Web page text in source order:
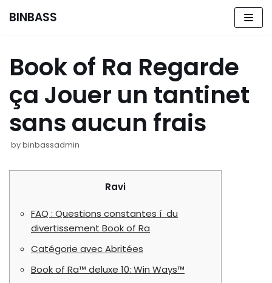
content
BINBASS
Book of Ra Regarde
ça Jouer un tantinet
sans aucun frais
bybinbassadmin
Ravi
FAQ : Questions constantes í du
divertissement Book of Ra
Catégorie avec Abritées
Book of Ra™ deluxe 10: Win Ways™